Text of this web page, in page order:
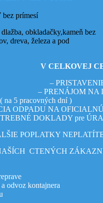
bez prímesí
obkladačky,kameň bez
dreva, železa a pod
V CELKOVEJ
–
– PRENÁJOM
na 5 pracovných dní )
ODPADU NA
DOKLADY pre
POPLATKY
NAŠÍCH CTENÝCH
odvoz kontajnera